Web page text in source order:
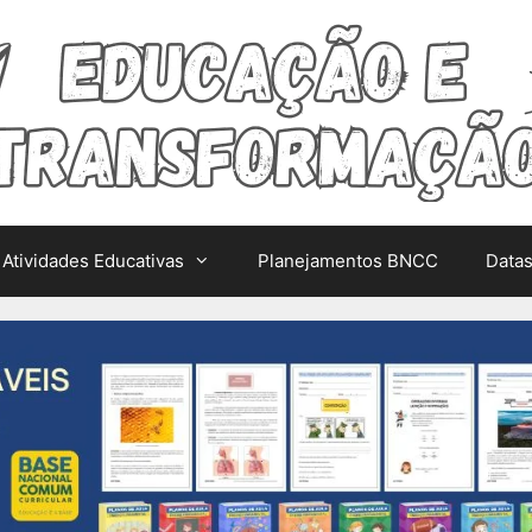
Atividades Educativas Planejamentos BNCC